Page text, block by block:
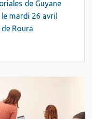
de Guyane
mardi 26 avril
Roura